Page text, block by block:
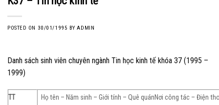
POSTED ON 30/01/1995 BYADMIN
Danh sách sinh viên chuyên ngành Tin học kinh tế khóa 37 (1995 –
1999)
TT
Họ tên – Năm sinh – Giới tính – Quê quánNơi công tác – Điện